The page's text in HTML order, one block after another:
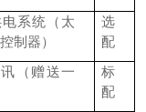
系统（太
制器）
选
配
（赠送一
标
配